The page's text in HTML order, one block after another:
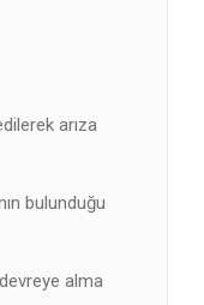
arıza
bulunduğu
alma